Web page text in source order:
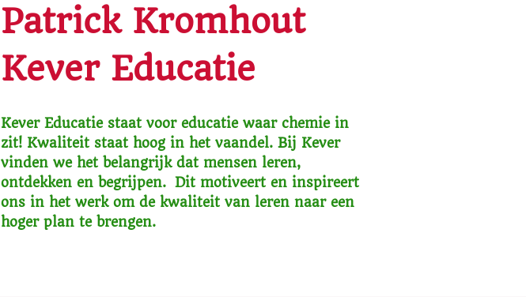
Patrick Kromhout
Kever Educatie
Kever Educatie staat voor educatie waar chemie in
zit! Kwaliteit staat hoog in het vaandel. Bij Kever
vinden we het belangrijk dat mensen leren,
ontdekken en begrijpen. Dit motiveert en inspireert
ons in het werk om de kwaliteit van leren naar een
hoger plan te brengen.